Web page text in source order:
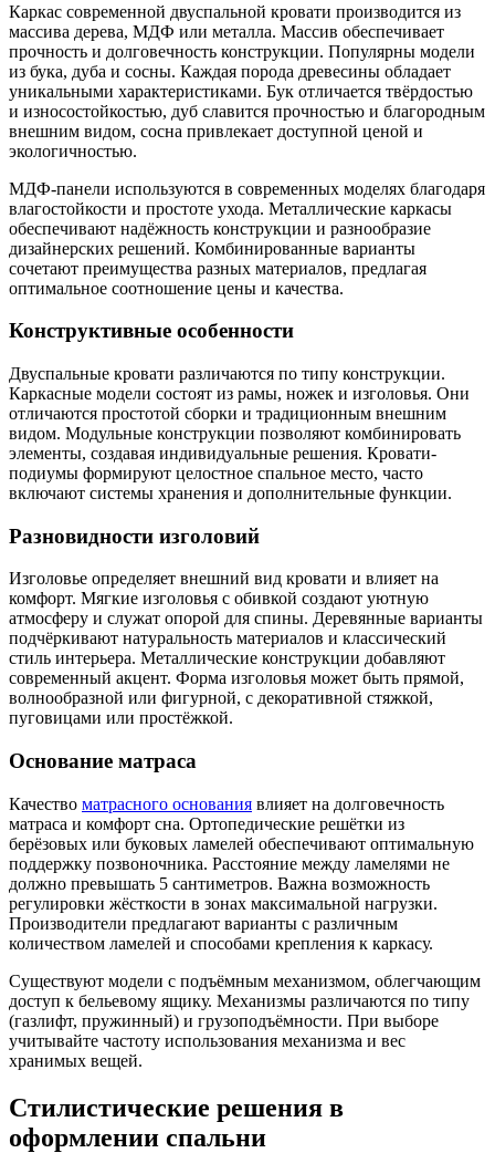
Каркас современной двуспальной кровати производится из
массива дерева, МДФ или металла. Массив обеспечивает
прочность и долговечность конструкции. Популярны модели
из бука, дуба и сосны. Каждая порода древесины обладает
уникальными характеристиками. Бук отличается твёрдостью
и износостойкостью, дуб славится прочностью и благородным
внешним видом, сосна привлекает доступной ценой и
экологичностью.
МДФ-панели используются в современных моделях благодаря
влагостойкости и простоте ухода. Металлические каркасы
обеспечивают надёжность конструкции и разнообразие
дизайнерских решений. Комбинированные варианты
сочетают преимущества разных материалов, предлагая
оптимальное соотношение цены и качества.
Конструктивные особенности
Двуспальные кровати различаются по типу конструкции.
Каркасные модели состоят из рамы, ножек и изголовья. Они
отличаются простотой сборки и традиционным внешним
видом. Модульные конструкции позволяют комбинировать
элементы, создавая индивидуальные решения. Кровати-
подиумы формируют целостное спальное место, часто
включают системы хранения и дополнительные функции.
Разновидности изголовий
Изголовье определяет внешний вид кровати и влияет на
комфорт. Мягкие изголовья с обивкой создают уютную
атмосферу и служат опорой для спины. Деревянные варианты
подчёркивают натуральность материалов и классический
стиль интерьера. Металлические конструкции добавляют
современный акцент. Форма изголовья может быть прямой,
волнообразной или фигурной, с декоративной стяжкой,
пуговицами или простёжкой.
Основание матраса
Качество матрасного основания влияет на долговечность
матраса и комфорт сна. Ортопедические решётки из
берёзовых или буковых ламелей обеспечивают оптимальную
поддержку позвоночника. Расстояние между ламелями не
должно превышать 5 сантиметров. Важна возможность
регулировки жёсткости в зонах максимальной нагрузки.
Производители предлагают варианты с различным
количеством ламелей и способами крепления к каркасу.
Существуют модели с подъёмным механизмом, облегчающим
доступ к бельевому ящику. Механизмы различаются по типу
(газлифт, пружинный) и грузоподъёмности. При выборе
учитывайте частоту использования механизма и вес
хранимых вещей.
Стилистические решения в
оформлении спальни